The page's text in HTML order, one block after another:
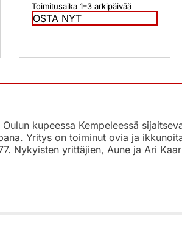
Toimitusaika 1–3 arkipäivää
OSTA NYT
kupeessa Kempeleessä
Yritys on toiminut ovia ja
Nykyisten yrittäjien, Aune ja Ari